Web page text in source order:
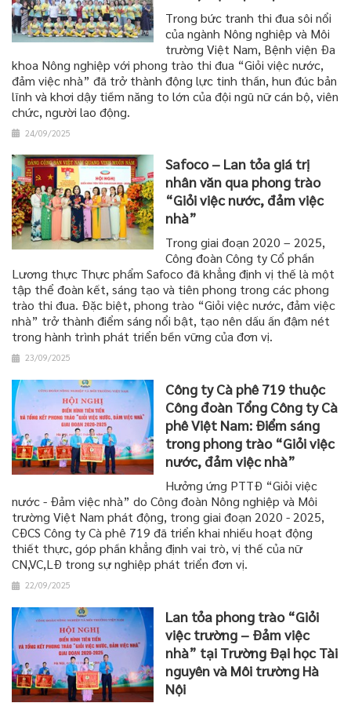
Trong bức tranh thi đua sôi nổi
của ngành Nông nghiệp và Môi
trường Việt Nam, Bệnh viện Đa
khoa Nông nghiệp với phong trào thi đua “Giỏi việc nước,
đảm việc nhà” đã trở thành động lực tinh thần, hun đúc bản
lĩnh và khơi dậy tiềm năng to lớn của đội ngũ nữ cán bộ, viên
chức, người lao động.
24/09/2025
Safoco – Lan tỏa giá trị
nhân văn qua phong trào
“Giỏi việc nước, đảm việc
nhà”
Trong giai đoạn 2020 – 2025,
Công đoàn Công ty Cổ phần
Lương thực Thực phẩm Safoco đã khẳng định vị thế là một
tập thể đoàn kết, sáng tạo và tiên phong trong các phong
trào thi đua. Đặc biệt, phong trào “Giỏi việc nước, đảm việc
nhà” trở thành điểm sáng nổi bật, tạo nên dấu ấn đậm nét
trong hành trình phát triển bền vững của đơn vị.
23/09/2025
Công ty Cà phê 719 thuộc
Công đoàn Tổng Công ty Cà
phê Việt Nam: Điểm sáng
trong phong trào “Giỏi việc
nước, đảm việc nhà”
Hưởng ứng PTTĐ “Giỏi việc
nước - Đảm việc nhà” do Công đoàn Nông nghiệp và Môi
trường Việt Nam phát động, trong giai đoạn 2020 - 2025,
CĐCS Công ty Cà phê 719 đã triển khai nhiều hoạt động
thiết thực, góp phần khẳng định vai trò, vị thế của nữ
CN,VC,LĐ trong sự nghiệp phát triển đơn vị.
22/09/2025
Lan tỏa phong trào “Giỏi
việc trường – Đảm việc
nhà” tại Trường Đại học Tài
nguyên và Môi trường Hà
Nội